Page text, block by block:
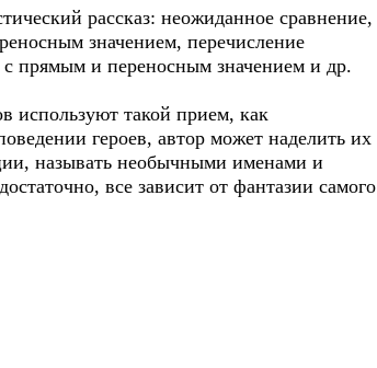
рассказ: неожиданное сравнение,
значением, перечисление
с прямым и переносным значением и др.
используют такой прием, как
героев, автор может наделить их
называть необычными именами и
все зависит от фантазии самого